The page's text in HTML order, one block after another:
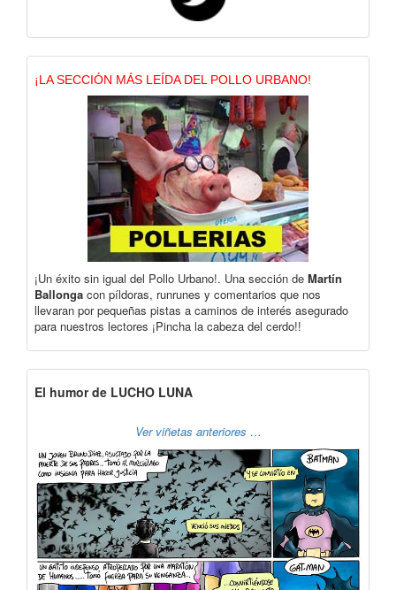
¡LA SECCIÓN MÁS LEÍDA DEL POLLO URBANO!
¡Un éxito sin igual del Pollo Urbano!. Una sección de Martín
Ballonga con píldoras, runrunes y comentarios que nos
llevaran por pequeñas pistas a caminos de interés asegurado
para nuestros lectores ¡Pincha la cabeza del cerdo!!
El humor de LUCHO LUNA
Ver viñetas anteriores …